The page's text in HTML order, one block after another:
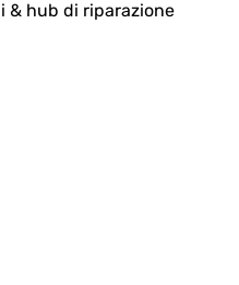
sur le cadre de la
d'un design
& hub di riparazione